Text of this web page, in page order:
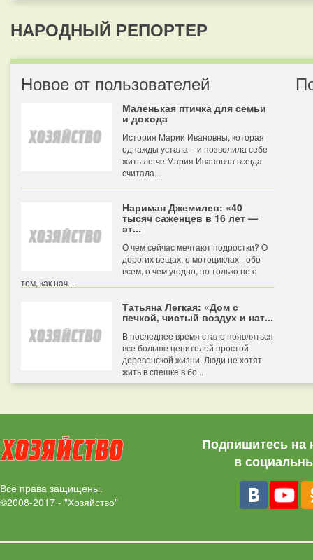
НАРОДНЫЙ РЕПОРТЕР
Новое от пользователей
Маленькая птичка для семьи
и дохода
История Марии Ивановны, которая
однажды устала – и позволила себе
жить легче Мария Ивановна всегда
считала...
Нариман Джемилев: «40
тысяч саженцев в 16 лет —
эт...
О чем сейчас мечтают подростки? О
дорогих вещах, о мотоциклах - обо
всем, о чем угодно, но только не о
том, как нач...
Татьяна Легкая: «Дом с
печкой, чистый воздух и нат...
В последнее время стало появляться
все больше ценителей простой
деревенской жизни. Люди не хотят
жить в спешке в бо...
Все права защищены.
©2008-2017 - "Хозяйство"
Подпишитесь на
в